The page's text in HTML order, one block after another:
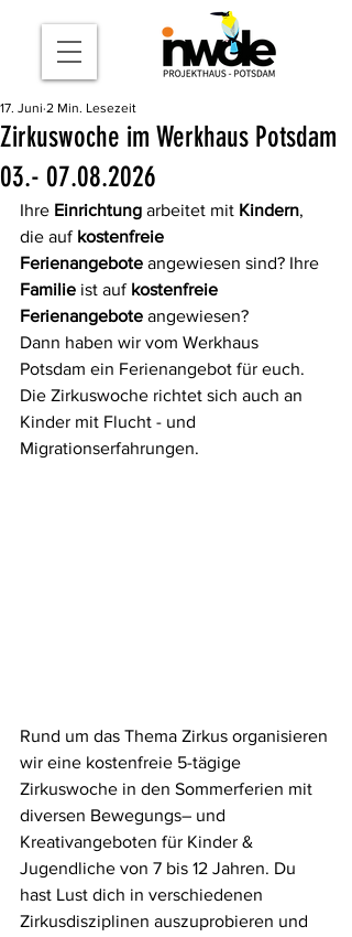
Zirkuswoche im Werkhaus Potsdam
03.- 07.08.2026
17. Juni 2 Min. Lesezeit
Ihre Einrichtung arbeitet mit Kindern,
die auf kostenfreie
Ferienangebote angewiesen sind? Ihre
Familie ist auf kostenfreie
Ferienangebote angewiesen?
Dann haben wir vom Werkhaus
Potsdam ein Ferienangebot für euch.
Die Zirkuswoche richtet sich auch an
Kinder mit Flucht - und
Migrationserfahrungen.
Rund um das Thema Zirkus organisieren
wir eine kostenfreie 5-tägige
Zirkuswoche in den Sommerferien mit
diversen Bewegungs– und
Kreativangeboten für Kinder &
Jugendliche von 7 bis 12 Jahren. Du
hast Lust dich in verschiedenen
Zirkusdisziplinen auszuprobieren und